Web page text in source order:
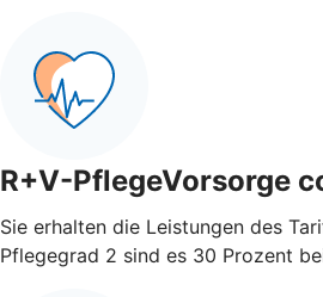
R+V-PflegeVorsorge
Sie erhalten die Leistungen des
Pflegegrad 2 sind es 30 Prozent